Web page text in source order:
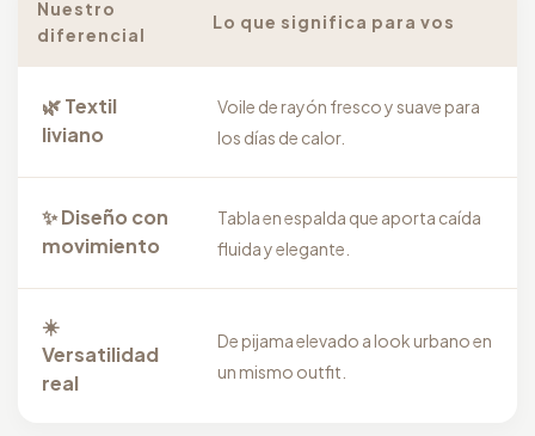
Nuestro
diferencial
Lo que significa para vos
🌿 Textil
liviano
Voile de rayón fresco y suave para
los días de calor.
✨ Diseño con
movimiento
Tabla en espalda que aporta caída
fluida y elegante.
☀️
Versatilidad
real
De pijama elevado a look urbano en
un mismo outfit.